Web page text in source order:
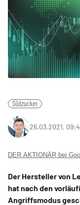
Südzucker
26.03.2021,
DER AKTIONÄR bei
Der Hersteller von
hat nach den
Angriffsmodus